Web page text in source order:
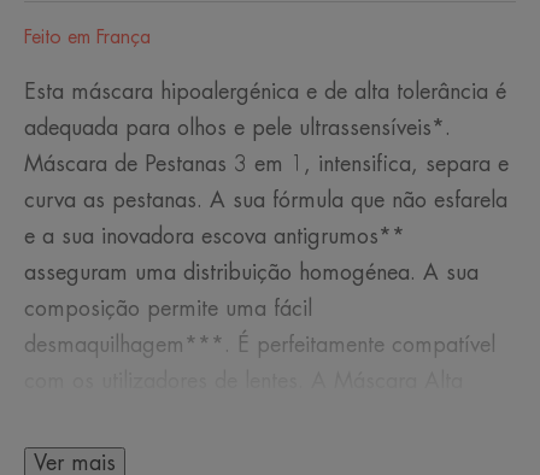
Feito em França
Esta máscara hipoalergénica e de alta tolerância é
adequada para olhos e pele ultrassensíveis*.
Máscara de Pestanas 3 em 1, intensifica, separa e
curva as pestanas. A sua fórmula que não esfarela
e a sua inovadora escova antigrumos**
asseguram uma distribuição homogénea. A sua
composição permite uma fácil
desmaquilhagem***. É perfeitamente compatível
testada em condições de humidade**. Testada no
Ver mais